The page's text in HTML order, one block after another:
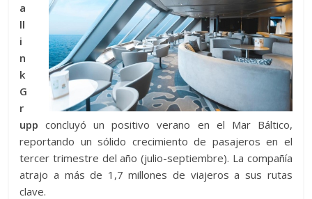
a
ll
i
n
k
G
r
upp concluyó un positivo verano en el Mar Báltico,
reportando un sólido crecimiento de pasajeros en el
tercer trimestre del año (julio-septiembre). La compañía
atrajo a más de 1,7 millones de viajeros a sus rutas
clave.